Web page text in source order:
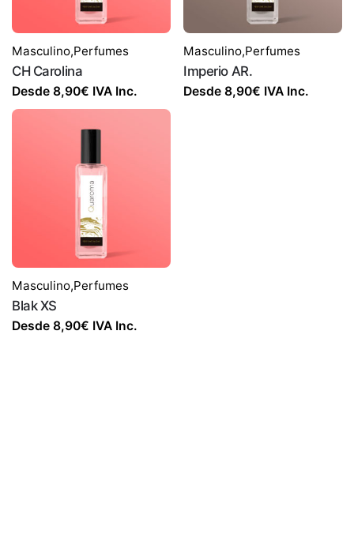
Masculino,Perfumes
CH Carolina
Desde 8,90€ IVA Inc.
Masculino,Perfumes
Imperio AR.
Desde 8,90€ IVA Inc.
Masculino,Perfumes
Blak XS
Desde 8,90€ IVA Inc.